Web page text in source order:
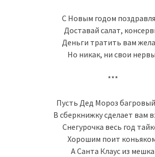
С Новым годом
Доставай салат,
Деньги тратить вам
Но никак, ни свои
***
Пусть Дед Мороз
В сберкнижку сделает вам
Снегурочка весь год
Хорошим поит
А Санта Клаус из мешка